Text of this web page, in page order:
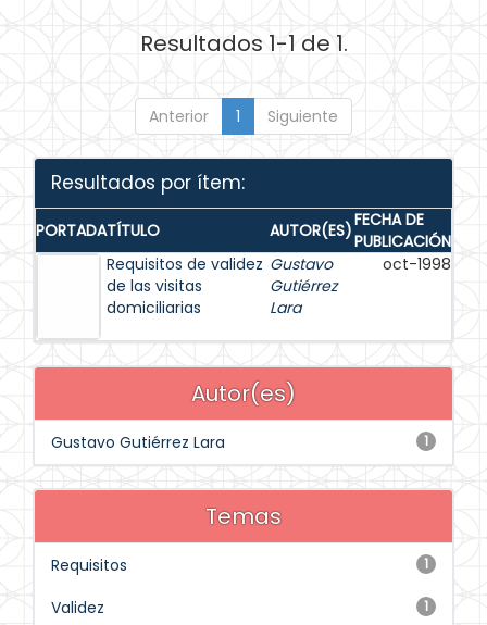
Resultados 1-1 de 1.
Anterior 1 Siguiente
Resultados por ítem:
PORTADATÍTULO AUTOR(ES)FECHA DE
PUBLICACIÓN
Requisitos de validez
de las visitas
domiciliarias
Gustavo
Gutiérrez
Lara
oct-1998
Autor(es)
1
Gustavo Gutiérrez Lara
Temas
1
Requisitos
1
Validez